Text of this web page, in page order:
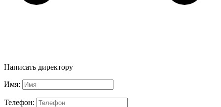
Написать директору
Имя:
Телефон: